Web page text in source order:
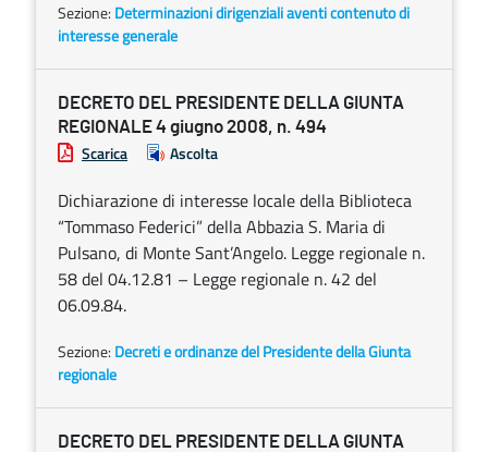
Sezione: Determinazioni dirigenziali aventi contenuto di
interesse generale
DECRETO DEL PRESIDENTE DELLA GIUNTA
REGIONALE 4 giugno 2008, n. 494
Scarica Ascolta
Dichiarazione di interesse locale della Biblioteca
“Tommaso Federici” della Abbazia S. Maria di
Pulsano, di Monte Sant’Angelo. Legge regionale n.
58 del 04.12.81 – Legge regionale n. 42 del
06.09.84.
Sezione: Decreti e ordinanze del Presidente della Giunta
regionale
DECRETO DEL PRESIDENTE DELLA GIUNTA